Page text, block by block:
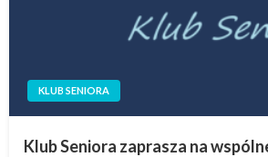
KLUB SENIORA
Klub Seniora zaprasza na